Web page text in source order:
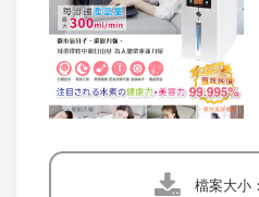
檔案大小